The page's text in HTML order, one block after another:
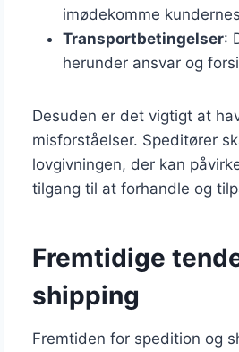
imødekomme
Transportbetingelser:
herunder ansvar og
Desuden er det vigtigt at
misforståelser. Speditører
lovgivningen, der kan
tilgang til at forhandle og
Fremtidige
shipping
Fremtiden for spedition og